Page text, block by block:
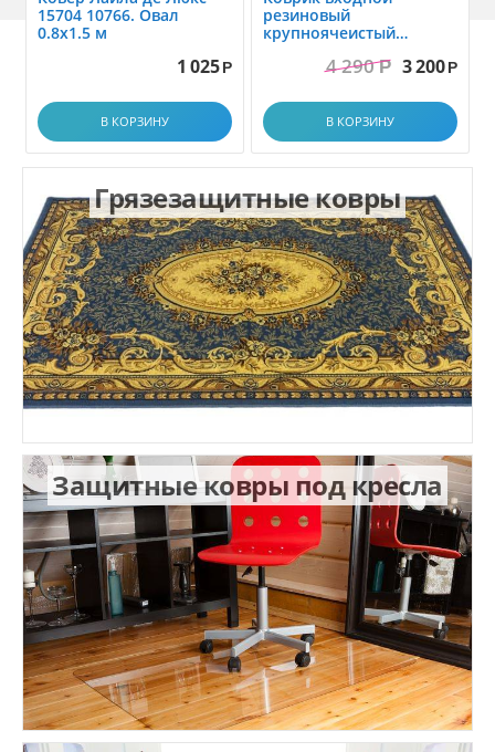
15704 10766. Овал
0.8x1.5 м
1 025 Р
В КОРЗИНУ
резиновый
крупноячеистый
1.0x1.5 м4 290 Р 3 200 Р
В КОРЗИНУ
Грязезащитные ковры
Защитные ковры под кресла